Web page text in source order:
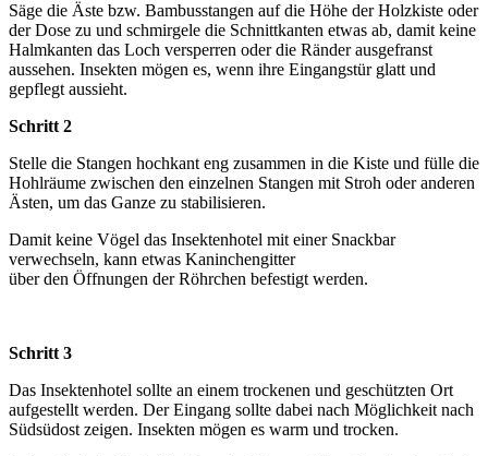
Säge die Äste bzw. Bambusstangen auf die Höhe der Holzkiste oder
der Dose zu und schmirgele die Schnittkanten etwas ab, damit keine
Halmkanten das Loch versperren oder die Ränder ausgefranst
aussehen. Insekten mögen es, wenn ihre Eingangstür glatt und
gepflegt aussieht.
Schritt 2
Stelle die Stangen hochkant eng zusammen in die Kiste und fülle die
Hohlräume zwischen den einzelnen Stangen mit Stroh oder anderen
Ästen, um das Ganze zu stabilisieren.
Damit keine Vögel das Insektenhotel mit einer Snackbar
verwechseln, kann etwas Kaninchengitter
über den Öffnungen der Röhrchen befestigt werden.
Schritt 3
Das Insektenhotel sollte an einem trockenen und geschützten Ort
aufgestellt werden. Der Eingang sollte dabei nach Möglichkeit nach
Südsüdost zeigen. Insekten mögen es warm und trocken.